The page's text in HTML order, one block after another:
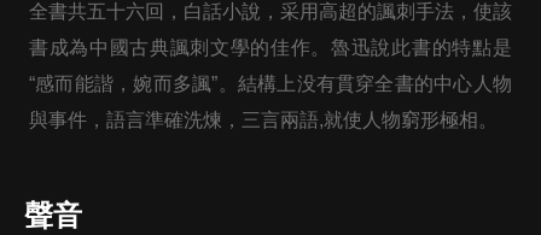
全書共五十六回，白話小說，采用高超的諷刺手法，使該
書成為中國古典諷刺文學的佳作。 魯迅說此書的特點是
“感而能諧，婉而多諷”。 結構上没有貫穿全書的中心人物
與事件， 語言準確洗煉，三言兩語,就使人物窮形極相。
聲音